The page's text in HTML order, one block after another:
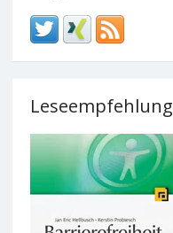
Leseempfehlung